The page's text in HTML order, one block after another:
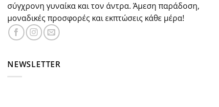
σύγχρονη γυναίκα και τον άντρα. Άμεση παράδοση,
μοναδικές προσφορές και εκπτώσεις κάθε μέρα!
NEWSLETTER